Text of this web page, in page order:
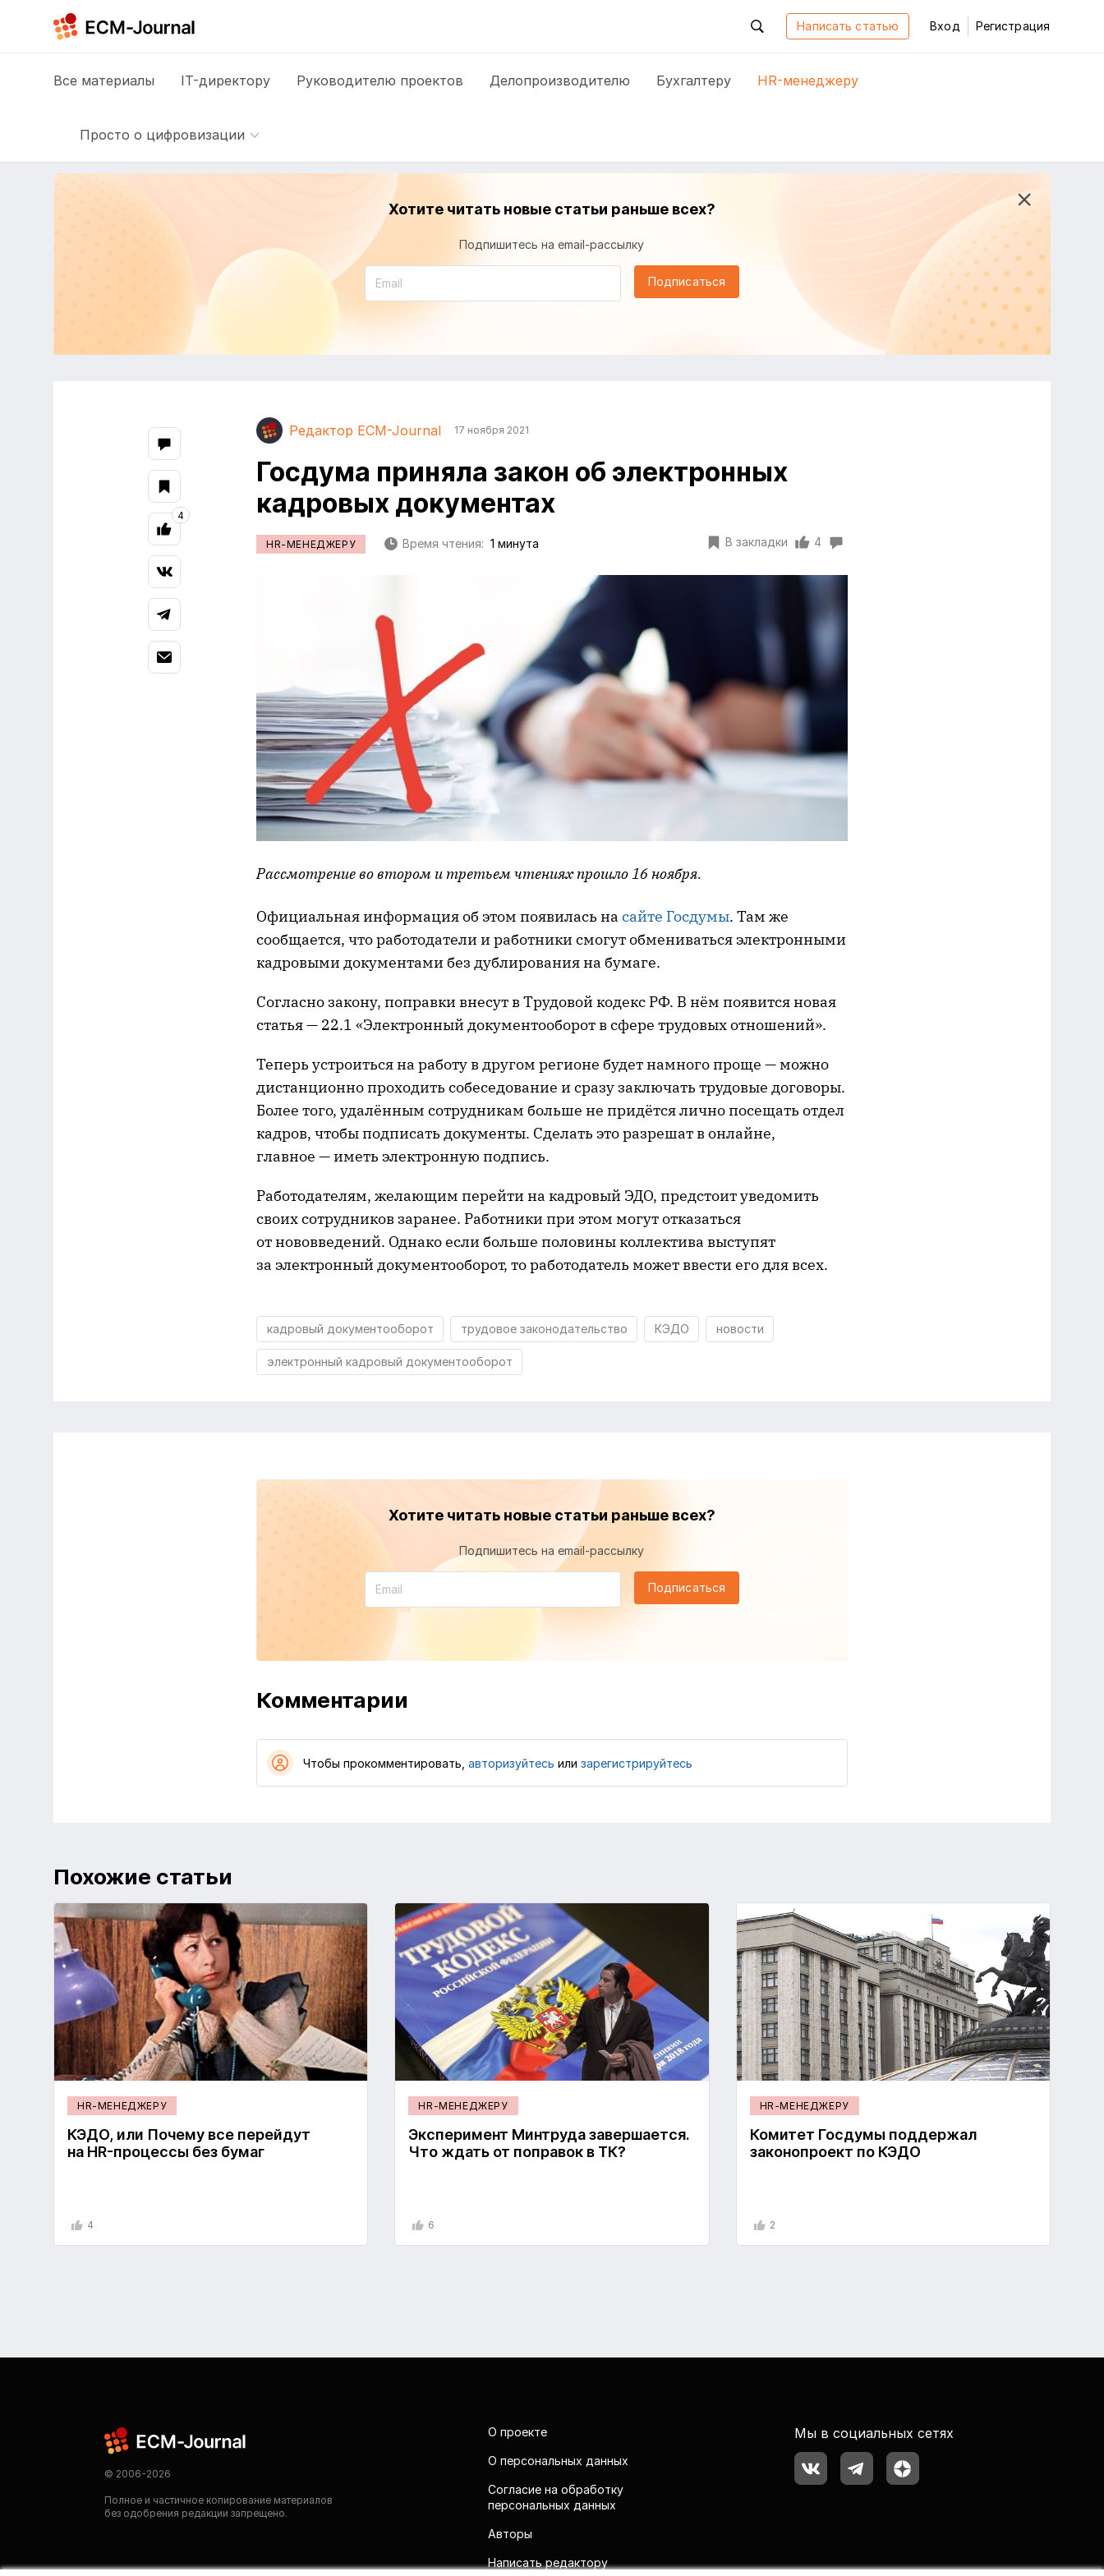
Написать статью Вход Регистрация
Все материалы IT-директору Руководителю проектов Делопроизводителю Бухгалтеру HR-менеджеру
Просто о цифровизации
Хотите читать новые статьи раньше всех?
Подпишитесь на email-рассылку
Подписаться
Редактор ECM-Journal 17 ноября 2021
Госдума приняла закон об электронных
кадровых документах
HR-МЕНЕДЖЕРУ Время чтения: 1 минута В закладки 4
Рассмотрение во втором и третьем чтениях прошло 16 ноября.
Официальная информация об этом появилась на сайте Госдумы. Там же
сообщается, что работодатели и работники смогут обмениваться электронными
кадровыми документами без дублирования на бумаге.
Согласно закону, поправки внесут в Трудовой кодекс РФ. В нём появится новая
статья — 22.1 «Электронный документооборот в сфере трудовых отношений».
Теперь устроиться на работу в другом регионе будет намного проще — можно
дистанционно проходить собеседование и сразу заключать трудовые договоры.
Более того, удалённым сотрудникам больше не придётся лично посещать отдел
кадров, чтобы подписать документы. Сделать это разрешат в онлайне,
главное — иметь электронную подпись.
Работодателям, желающим перейти на кадровый ЭДО, предстоит уведомить
своих сотрудников заранее. Работники при этом могут отказаться
от нововведений. Однако если больше половины коллектива выступят
за электронный документооборот, то работодатель может ввести его для всех.
кадровый документооборот трудовое законодательство КЭДО новости
электронный кадровый документооборот
4
Хотите читать новые статьи раньше всех?
Подпишитесь на email-рассылку
Подписаться
Комментарии
Чтобы прокомментировать, авторизуйтесь или зарегистрируйтесь
Похожие статьи
HR-МЕНЕДЖЕРУ
КЭДО, или Почему все перейдут
на HR-процессы без бумаг
4
HR-МЕНЕДЖЕРУ
Эксперимент Минтруда завершается.
Что ждать от поправок в ТК?
6
HR-МЕНЕДЖЕРУ
Комитет Госдумы поддержал
законопроект по КЭДО
2
© 2006-2026
Полное и частичное копирование материалов
без одобрения редакции запрещено.
О проекте
О персональных данных
Согласие на обработку
персональных данных
Авторы
Написать редактору
Мы в социальных сетях